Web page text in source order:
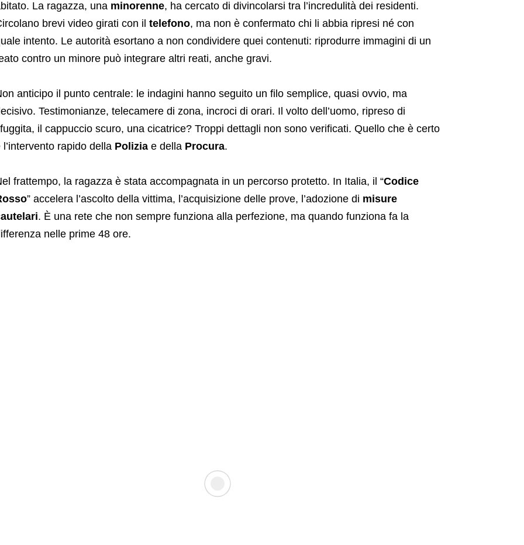
La ragazza, una minorenne, ha cercato di divincolarsi tra l’incredulità dei residenti.
brevi video girati con il telefono, ma non è confermato chi li abbia ripresi né con
intento. Le autorità esortano a non condividere quei contenuti: riprodurre immagini di un
contro un minore può integrare altri reati, anche gravi.
anticipo il punto centrale: le indagini hanno seguito un filo semplice, quasi ovvio, ma
Testimonianze, telecamere di zona, incroci di orari. Il volto dell’uomo, ripreso di
il cappuccio scuro, una cicatrice? Troppi dettagli non sono verificati. Quello che è certo
l’intervento rapido della Poliziae della Procura.
frattempo, la ragazza è stata accompagnata in un percorso protetto. In Italia, il “Codice
” accelera l’ascolto della vittima, l’acquisizione delle prove, l’adozione di misure
. È una rete che non sempre funziona alla perfezione, ma quando funziona fa la
nelle prime 48 ore.